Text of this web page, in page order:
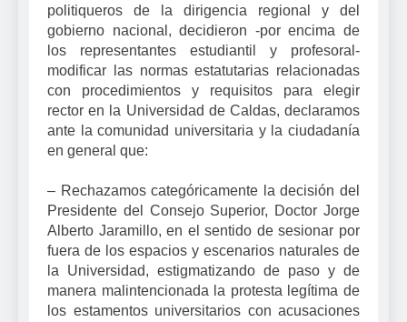
politiqueros de la dirigencia regional y del
gobierno nacional, decidieron -por encima de
los representantes estudiantil y profesoral-
modificar las normas estatutarias relacionadas
con procedimientos y requisitos para elegir
rector en la Universidad de Caldas, declaramos
ante la comunidad universitaria y la ciudadanía
en general que:
– Rechazamos categóricamente la decisión del
Presidente del Consejo Superior, Doctor Jorge
Alberto Jaramillo, en el sentido de sesionar por
fuera de los espacios y escenarios naturales de
la Universidad, estigmatizando de paso y de
manera malintencionada la protesta legítima de
los estamentos universitarios con acusaciones